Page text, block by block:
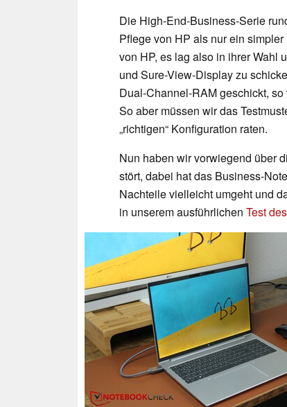
Die High-End-Business-Serie
Pflege von HP als nur ein
von HP, es lag also in ihrer Wahl
und Sure-View-Display zu
Dual-Channel-RAM geschickt,
So aber müssen wir das
„richtigen“ Konfiguration raten.
Nun haben wir vorwiegend über
stört, dabei hat das Business-
Nachteile vielleicht umgeht und
in unserem ausführlichen Test